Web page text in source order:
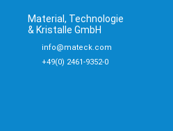
Material, Technologie
& Kristalle GmbH
info@mateck.com
+49(0) 2461-9352-0